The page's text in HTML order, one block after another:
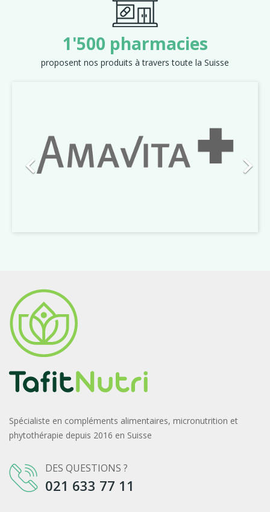
 
1'500 pharmacies
proposent nos produits à travers toute la Suisse
Spécialiste en compléments alimentaires, micronutrition et
phytothérapie depuis 2016 en Suisse
DES QUESTIONS ?
021 633 77 11